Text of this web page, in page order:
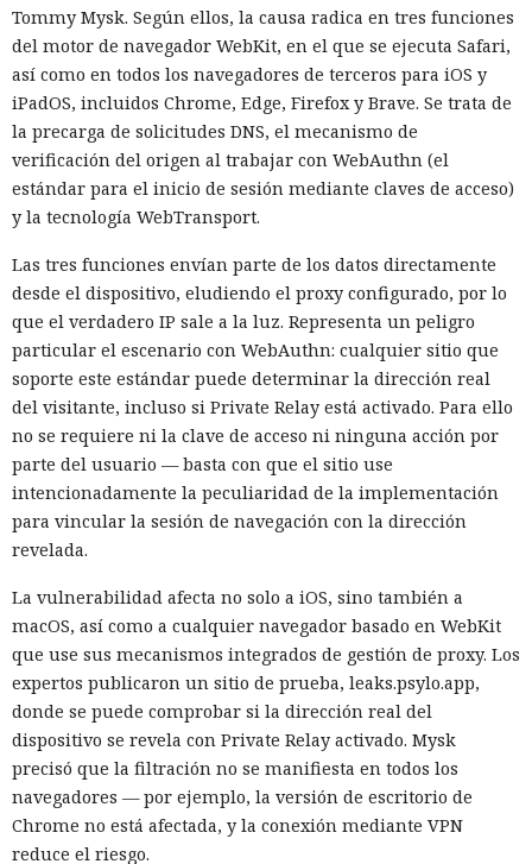
Tommy Mysk. Según ellos, la causa radica en tres funciones
del motor de navegador WebKit, en el que se ejecuta Safari,
así como en todos los navegadores de terceros para iOS y
iPadOS, incluidos Chrome, Edge, Firefox y Brave. Se trata de
la precarga de solicitudes DNS, el mecanismo de
verificación del origen al trabajar con WebAuthn (el
estándar para el inicio de sesión mediante claves de acceso)
y la tecnología WebTransport.
Las tres funciones envían parte de los datos directamente
desde el dispositivo, eludiendo el proxy configurado, por lo
que el verdadero IP sale a la luz. Representa un peligro
particular el escenario con WebAuthn: cualquier sitio que
soporte este estándar puede determinar la dirección real
del visitante, incluso si Private Relay está activado. Para ello
no se requiere ni la clave de acceso ni ninguna acción por
parte del usuario — basta con que el sitio use
intencionadamente la peculiaridad de la implementación
para vincular la sesión de navegación con la dirección
revelada.
La vulnerabilidad afecta no solo a iOS, sino también a
macOS, así como a cualquier navegador basado en WebKit
que use sus mecanismos integrados de gestión de proxy. Los
expertos publicaron un sitio de prueba, leaks.psylo.app,
donde se puede comprobar si la dirección real del
dispositivo se revela con Private Relay activado. Mysk
precisó que la filtración no se manifiesta en todos los
navegadores — por ejemplo, la versión de escritorio de
Chrome no está afectada, y la conexión mediante VPN
reduce el riesgo.